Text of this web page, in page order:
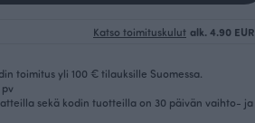
Katso toimituskulut alk. 4.90 EUR
toimitus yli 100 € tilauksille Suomessa.
sekä kodin tuotteilla on 30 päivän vaihto- ja